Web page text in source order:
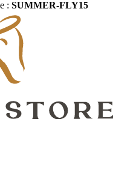
: SUMMER-FLY15